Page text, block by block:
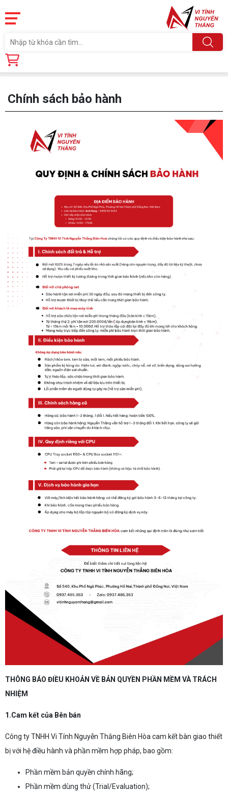
Trang chủ
Chính sách bảo hành
THÔNG BÁO ĐIỀU KHOẢN VỀ BẢN QUYỀN PHẦN MỀM VÀ TRÁCH
NHIỆM
1.Cam kết của Bên bán
Công ty TNHH Vi Tính Nguyễn Thắng Biên Hòa cam kết bàn giao thiết
bị với hệ điều hành và phần mềm hợp pháp, bao gồm:
Phần mềm bản quyền chính hãng;
Phần mềm dùng thử (Trial/Evaluation);